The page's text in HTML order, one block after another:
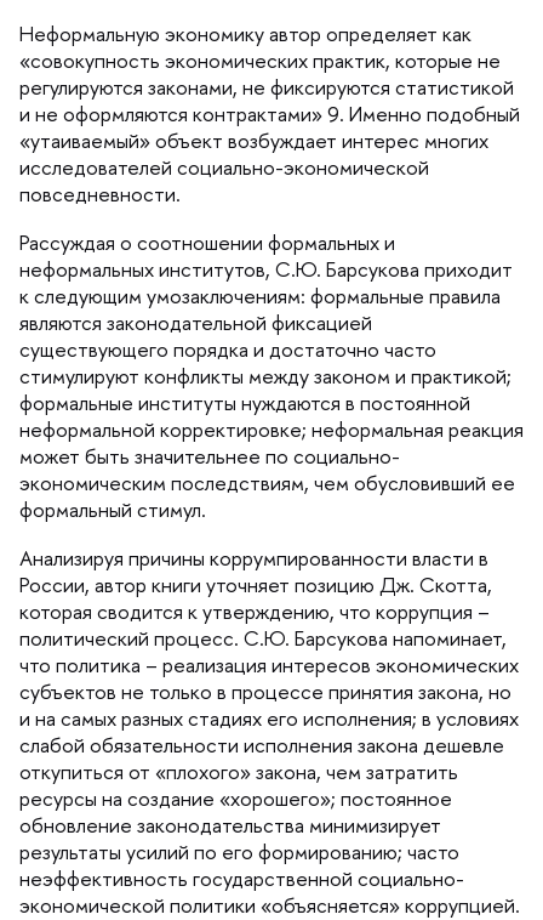
Неформальную экономику автор определяет как
«совокупность экономических практик, которые не
регулируются законами, не фиксируются статистикой
и не оформляются контрактами» 9. Именно подобный
«утаиваемый» объект возбуждает интерес многих
исследователей социально-экономической
повседневности.
Рассуждая о соотношении формальных и
неформальных институтов, С.Ю. Барсукова приходит
к следующим умозаключениям: формальные правила
являются законодательной фиксацией
существующего порядка и достаточно часто
стимулируют конфликты между законом и практикой;
формальные институты нуждаются в постоянной
неформальной корректировке; неформальная реакция
может быть значительнее по социально-
экономическим последствиям, чем обусловивший ее
формальный стимул.
Анализируя причины коррумпированности власти
России, автор книги уточняет позицию Дж. Скотта,
которая сводится к утверждению, что коррупция –
политический процесс. С.Ю. Барсукова напоминает,
что политика – реализация интересов экономических
субъектов не только в процессе принятия закона, но
и на самых разных стадиях его исполнения; в условиях
слабой обязательности исполнения закона дешевле
откупиться от «плохого» закона, чем затратить
ресурсы на создание «хорошего»; постоянное
обновление законодательства минимизирует
результаты усилий по его формированию; часто
неэффективность государственной социально-
экономической политики «объясняется» коррупцией.